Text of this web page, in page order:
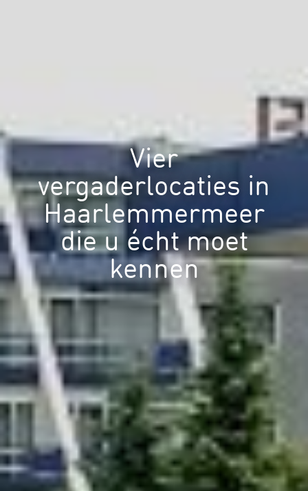
Vier
vergaderlocaties in
Haarlemmermeer
die u écht moet
kennen